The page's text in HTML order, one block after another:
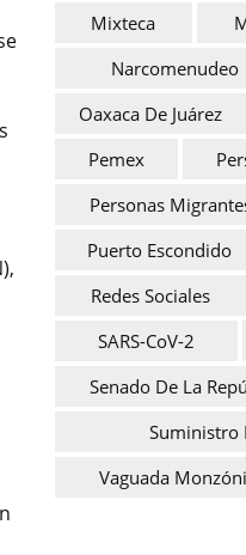
Mixteca
Narcomenudeo
Oaxaca De Juárez
Pemex
Personas
Puerto Escondido
Redes Sociales
SARS-CoV-2
Senado De La
Suministro
Vaguada